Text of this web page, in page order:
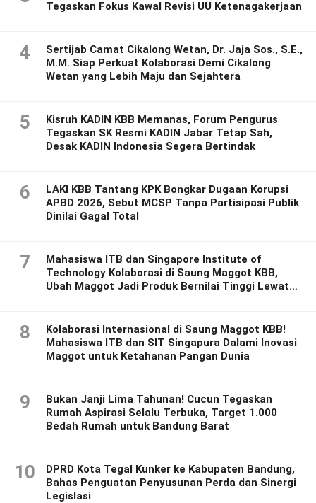
Tegaskan Fokus Kawal Revisi UU Ketenagakerjaan
4
Sertijab Camat Cikalong Wetan, Dr. Jaja Sos., S.E.,
M.M. Siap Perkuat Kolaborasi Demi Cikalong
Wetan yang Lebih Maju dan Sejahtera
5
Kisruh KADIN KBB Memanas, Forum Pengurus
Tegaskan SK Resmi KADIN Jabar Tetap Sah,
Desak KADIN Indonesia Segera Bertindak
6
LAKI KBB Tantang KPK Bongkar Dugaan Korupsi
APBD 2026, Sebut MCSP Tanpa Partisipasi Publik
Dinilai Gagal Total
7
Mahasiswa ITB dan Singapore Institute of
Technology Kolaborasi di Saung Maggot KBB,
Ubah Maggot Jadi Produk Bernilai Tinggi Lewat
8
Kolaborasi Internasional di Saung Maggot KBB!
Mahasiswa ITB dan SIT Singapura Dalami Inovasi
Maggot untuk Ketahanan Pangan Dunia
9
Bukan Janji Lima Tahunan! Cucun Tegaskan
Rumah Aspirasi Selalu Terbuka, Target 1.000
Bedah Rumah untuk Bandung Barat
10
DPRD Kota Tegal Kunker ke Kabupaten Bandung,
Bahas Penguatan Penyusunan Perda dan Sinergi
Legislasi